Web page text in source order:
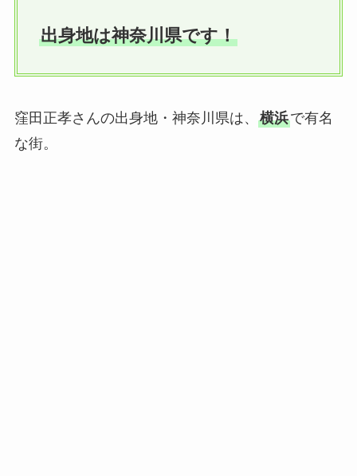
出身地は神奈川県です！
窪田正孝さんの出身地・神奈川県は、 横浜で有名
な街。